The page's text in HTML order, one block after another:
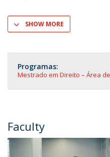
SHOW MORE
Programas:
Mestrado em Direito – Área
Faculty